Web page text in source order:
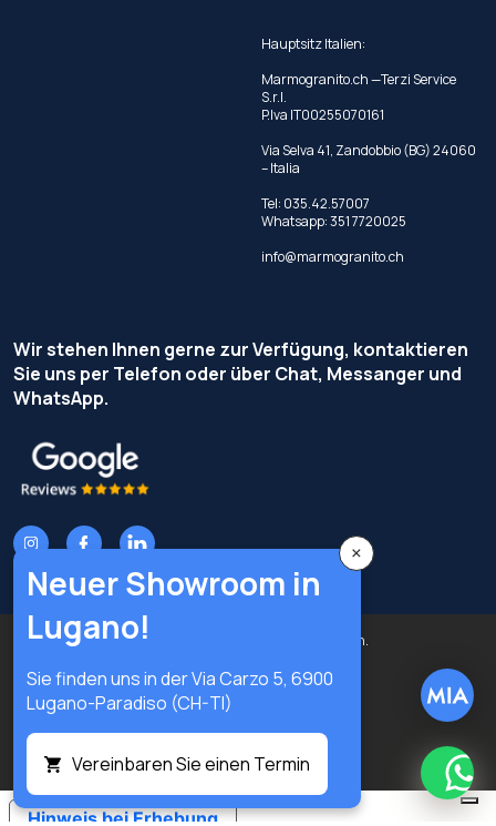
Hauptsitz Italien:
Marmogranito.ch —Terzi Service
S.r.l.
P.Iva IT00255070161
Via Selva 41, Zandobbio (BG) 24060
– Italia
Tel: 035.42.57007
Whatsapp:351 7720025
info@marmogranito.ch
Wir stehen Ihnen gerne zur Verfügung, kontaktieren
Sie uns per Telefon oder über Chat, Messanger und
WhatsApp.
Urheberrecht © Terzi Service S.r.l. - Alle Rechte vorbehalten.
Privacy Policy Cookie Policy
Datenschutz-Präferenzen
Digital
×
Neuer Showroom in
Lugano!
Sie finden uns in der Via Carzo 5, 6900
Lugano-Paradiso (CH-TI)
Vereinbaren Sie einen Termin
Hinweis bei Erhebung